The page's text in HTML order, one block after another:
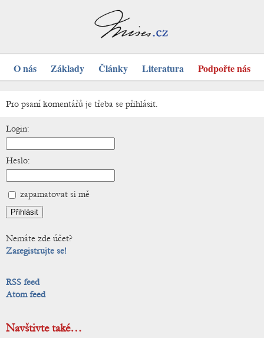
O nás Základy Články Literatura Podpořte nás
Pro psaní komentářů je třeba se přihlásit.
Login:
Heslo:
zapamatovat si mě
Nemáte zde účet?
Zaregistrujte se!
RSS feed
Atom feed
Navštivte také…